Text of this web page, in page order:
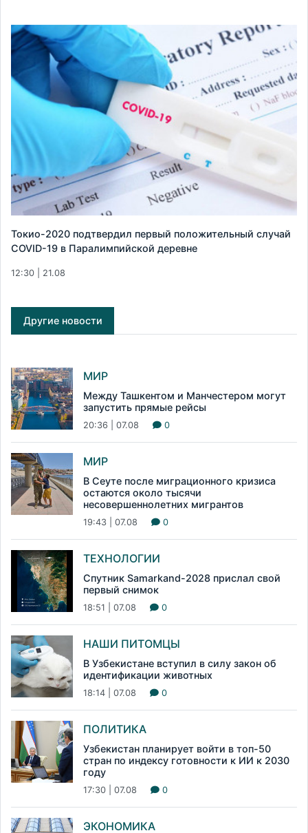
Токио-2020 подтвердил первый положительный случай
COVID-19 в Паралимпийской деревне
12:30 | 21.08
Другие новости
МИР
Между Ташкентом и Манчестером могут
запустить прямые рейсы
20:36 | 07.08 0
МИР
В Сеуте после миграционного кризиса
остаются около тысячи
несовершеннолетних мигрантов
19:43 | 07.08 0
ТЕХНОЛОГИИ
Спутник Samarkand-2028 прислал свой
первый снимок
18:51 | 07.08 0
НАШИ ПИТОМЦЫ
В Узбекистане вступил в силу закон об
идентификации животных
18:14 | 07.08 0
ПОЛИТИКА
Узбекистан планирует войти в топ-50
стран по индексу готовности к ИИ к 2030
году
17:30 | 07.08 0
ЭКОНОМИКА